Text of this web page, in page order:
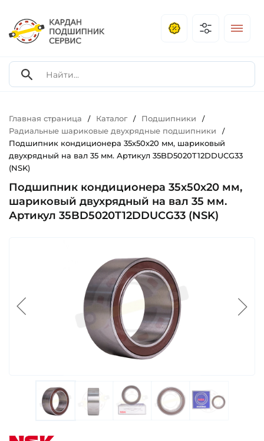
Главная страница / Каталог / Подшипники /
Радиальные шариковые двухрядные подшипники /
Подшипник кондиционера 35х50х20 мм, шариковый
двухрядный на вал 35 мм. Артикул 35BD5020T12DDUCG33
(NSK)
Подшипник кондиционера 35х50х20 мм,
шариковый двухрядный на вал 35 мм.
Артикул 35BD5020T12DDUCG33 (NSK)